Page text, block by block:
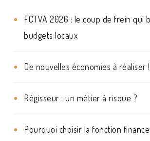
FCTVA 2026 : le coup de frein qui
budgets locaux
De nouvelles économies à réaliser !
Régisseur : un métier à risque ?
Pourquoi choisir la fonction